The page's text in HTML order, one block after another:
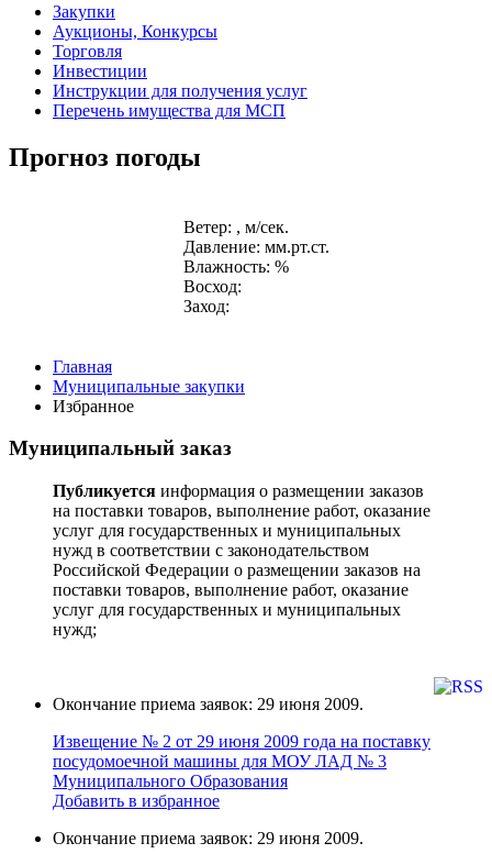
Закупки
Аукционы, Конкурсы
Торговля
Инвестиции
Инструкции для получения услуг
Перечень имущества для МСП
Прогноз погоды
Ветер: , м/сек.
Давление: мм.рт.ст.
Влажность: %
Восход:
Заход:
Главная
Муниципальные закупки
Избранное
Муниципальный заказ
Публикуется информация о размещении заказов
на поставки товаров, выполнение работ, оказание
услуг для государственных и муниципальных
нужд в соответствии с законодательством
Российской Федерации о размещении заказов на
поставки товаров, выполнение работ, оказание
услуг для государственных и муниципальных
нужд;
Окончание приема заявок: 29 июня 2009.
Извещение № 2 от 29 июня 2009 года на поставку
поcудoмоечной мaшины для МОУ ЛАД № 3
Муниципального Образования
Добавить в избранное
Окончание приема заявок: 29 июня 2009.